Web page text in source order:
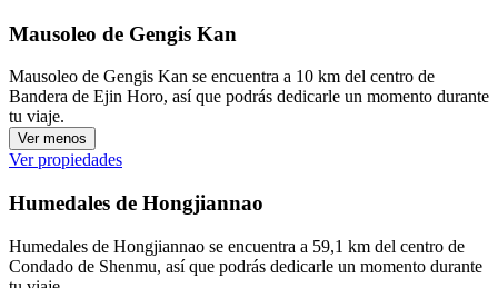
Mausoleo de Gengis Kan
Mausoleo de Gengis Kan se encuentra a 10 km del centro de
Bandera de Ejin Horo, así que podrás dedicarle un momento durante
tu viaje.
Ver menos
Ver propiedades
Humedales de Hongjiannao
Humedales de Hongjiannao se encuentra a 59,1 km del centro de
Condado de Shenmu, así que podrás dedicarle un momento durante